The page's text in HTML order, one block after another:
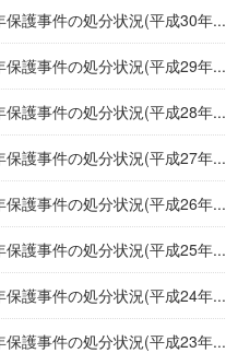
保護事件の処分状況(平成30年...
保護事件の処分状況(平成29年...
保護事件の処分状況(平成28年...
保護事件の処分状況(平成27年...
保護事件の処分状況(平成26年...
保護事件の処分状況(平成25年...
保護事件の処分状況(平成24年...
保護事件の処分状況(平成23年...